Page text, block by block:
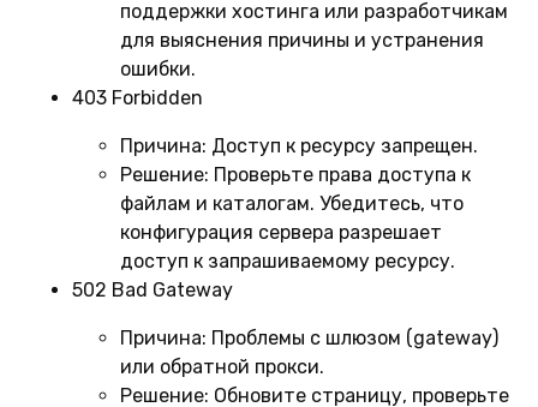
поддержки хостинга или разработчикам
для выяснения причины и устранения
ошибки.
403 Forbidden
Причина: Доступ к ресурсу запрещен.
Решение: Проверьте права доступа к
файлам и каталогам. Убедитесь, что
конфигурация сервера разрешает
доступ к запрашиваемому ресурсу.
502 Bad Gateway
Причина: Проблемы с шлюзом (gateway)
или обратной прокси.
Решение: Обновите страницу, проверьте